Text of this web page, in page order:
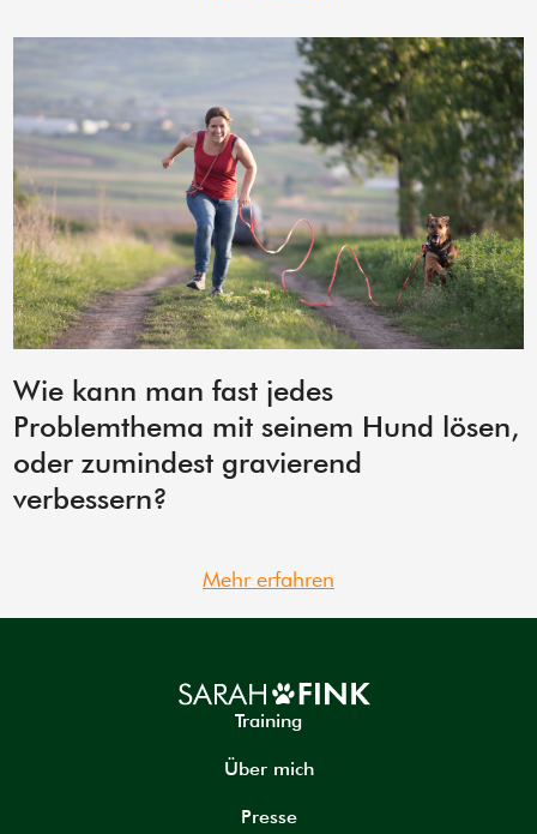
Wie kann man fast jedes
Problemthema mit seinem Hund lösen,
oder zumindest gravierend
verbessern?
Mehr erfahren
Training
Über mich
Presse